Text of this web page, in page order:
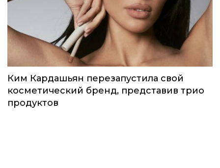
Ким Кардашьян перезапустила свой
косметический бренд, представив трио
продуктов